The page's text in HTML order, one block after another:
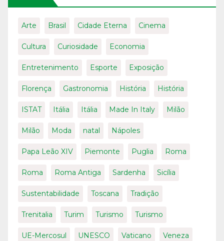
Arte Brasil Cidade Eterna Cinema
Cultura Curiosidade Economia
Entretenimento Esporte Exposição
Florença Gastronomia História História
ISTAT Itália Itália Made In Italy Milão
Milão Moda natal Nápoles
Papa Leão XIV Piemonte Puglia Roma
Roma Roma Antiga Sardenha Sicília
Sustentabilidade Toscana Tradição
Trenitalia Turim Turismo Turismo
UE-Mercosul UNESCO Vaticano Veneza